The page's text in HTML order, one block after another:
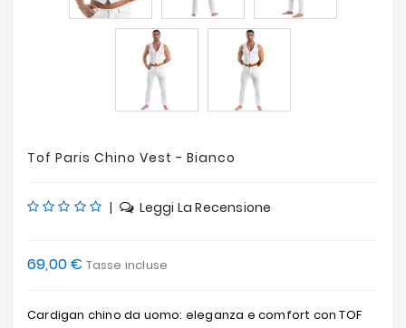
Tof Paris Chino Vest - Bianco
| Leggi La Recensione
69,00 € Tasse incluse
Cardigan chino da uomo: eleganza e comfort con TOF